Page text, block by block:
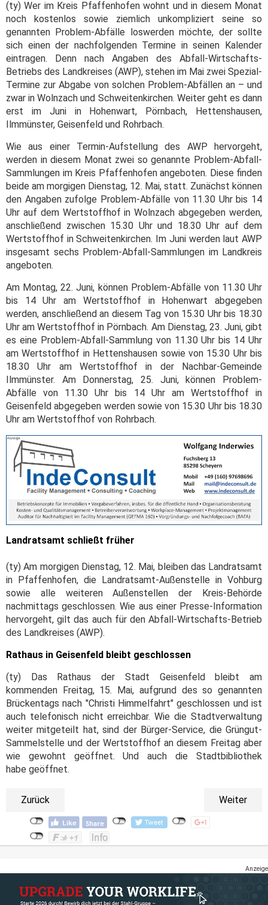
(ty) Wer im Kreis Pfaffenhofen wohnt und in diesem Monat
noch kostenlos sowie ziemlich unkompliziert seine so
genannten Problem-Abfälle loswerden möchte, der sollte
sich einen der nachfolgenden Termine in seinen Kalender
eintragen. Denn nach Angaben des Abfall-Wirtschafts-
Betriebs des Landkreises (AWP), stehen im Mai zwei Spezial-
Termine zur Abgabe von solchen Problem-Abfällen an – und
zwar in Wolnzach und Schweitenkirchen. Weiter geht es dann
erst im Juni in Hohenwart, Pörnbach, Hettenshausen,
Ilmmünster, Geisenfeld und Rohrbach.
Wie aus einer Termin-Aufstellung des AWP hervorgeht,
werden in diesem Monat zwei so genannte Problem-Abfall-
Sammlungen im Kreis Pfaffenhofen angeboten. Diese finden
beide am morgigen Dienstag, 12. Mai, statt. Zunächst können
den Angaben zufolge Problem-Abfälle von 11.30 Uhr bis 14
Uhr auf dem Wertstoffhof in Wolnzach abgegeben werden,
anschließend zwischen 15.30 Uhr und 18.30 Uhr auf dem
Wertstoffhof in Schweitenkirchen. Im Juni werden laut AWP
insgesamt sechs Problem-Abfall-Sammlungen im Landkreis
angeboten.
Am Montag, 22. Juni, können Problem-Abfälle von 11.30 Uhr
bis 14 Uhr am Wertstoffhof in Hohenwart abgegeben
werden, anschließend an diesem Tag von 15.30 Uhr bis 18.30
Uhr am Wertstoffhof in Pörnbach. Am Dienstag, 23. Juni, gibt
es eine Problem-Abfall-Sammlung von 11.30 Uhr bis 14 Uhr
am Wertstoffhof in Hettenshausen sowie von 15.30 Uhr bis
18.30 Uhr am Wertstoffhof in der Nachbar-Gemeinde
Ilmmünster. Am Donnerstag, 25. Juni, können Problem-
Abfälle von 11.30 Uhr bis 14 Uhr am Wertstoffhof in
Geisenfeld abgegeben werden sowie von 15.30 Uhr bis 18.30
Uhr am Wertstoffhof von Rohrbach.
Landratsamt schließt früher
(ty) Am morgigen Dienstag, 12. Mai, bleiben das Landratsamt
in Pfaffenhofen, die Landratsamt-Außenstelle in Vohburg
sowie alle weiteren Außenstellen der Kreis-Behörde
nachmittags geschlossen. Wie aus einer Presse-Information
hervorgeht, gilt das auch für den Abfall-Wirtschafts-Betrieb
des Landkreises (AWP).
Rathaus in Geisenfeld bleibt geschlossen
(ty) Das Rathaus der Stadt Geisenfeld bleibt am
kommenden Freitag, 15. Mai, aufgrund des so genannten
Brückentags nach "Christi Himmelfahrt" geschlossen und ist
auch telefonisch nicht erreichbar. Wie die Stadtverwaltung
weiter mitgeteilt hat, sind der Bürger-Service, die Grüngut-
Sammelstelle und der Wertstoffhof an diesem Freitag aber
wie gewohnt geöffnet. Und auch die Stadtbibliothek
habe geöffnet.
Zurück Weiter
Anzeige